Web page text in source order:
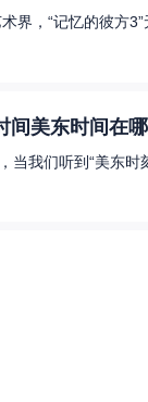
界，“记忆的彼方
间美东时间在
我们听到“美东